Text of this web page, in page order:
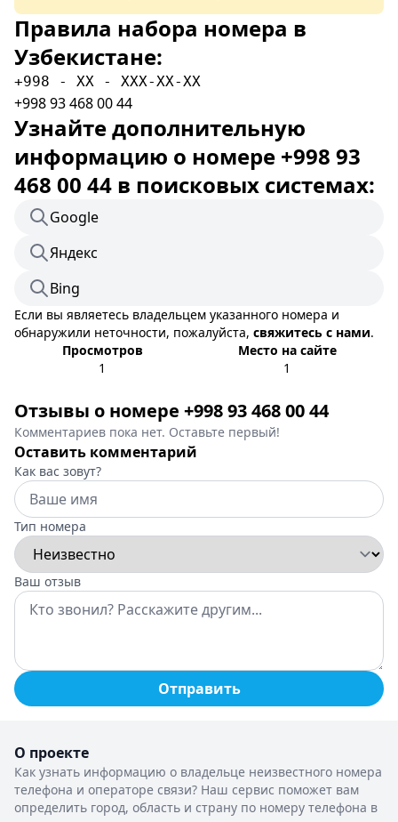
Правила набора номера в
Узбекистане:
+998 - XX - XXX-XX-XX
+998 93 468 00 44
Узнайте дополнительную
информацию о номере +998 93
468 00 44 в поисковых системах:
Google
Яндекс
Bing
Если вы являетесь владельцем указанного номера и
обнаружили неточности, пожалуйста, свяжитесь с нами.
Просмотров
1
Место на сайте
1
Отзывы о номере +998 93 468 00 44
Комментариев пока нет. Оставьте первый!
Оставить комментарий
Как вас зовут?
Тип номера
Ваш отзыв
Отправить
О проекте
Как узнать информацию о владельце неизвестного номера
телефона и операторе связи? Наш сервис поможет вам
определить город, область и страну по номеру телефона в